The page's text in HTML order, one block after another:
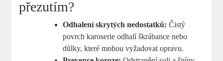
přezutím?
Odhalení skrytých nedostatků: Čistý
povrch karoserie odhalí škrábance nebo
důlky, které mohou vyžadovat opravu.